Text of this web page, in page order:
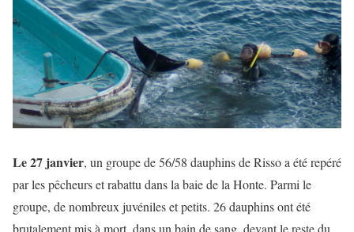
Le 27 janvier, un groupe de 56/58 dauphins de Risso a été repéré
par les pêcheurs et rabattu dans la baie de la Honte. Parmi le
groupe, de nombreux juvéniles et petits. 26 dauphins ont été